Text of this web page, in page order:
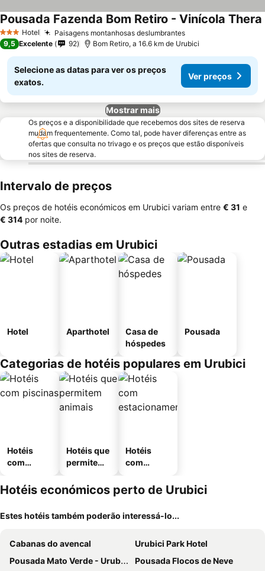
3 EstrelasHotel Paisagens montanhosas deslumbrantes
Pousada Fazenda Bom Retiro - Vinícola Thera
9,5 Excelente 92 Bom Retiro, a 16.6 km de Urubici
Selecione as datas para ver os preços
exatos.
Ver preços
Mostrar mais
Os preços e a disponibilidade que recebemos dos sites de reserva
mudam frequentemente. Como tal, pode haver diferenças entre as
ofertas que consulta no trivago e os preços que estão disponíveis
nos sites de reserva.
Intervalo de preços
Os preços de hotéis económicos em Urubici variam entre ‎€ 31 e
‎€ 314 por noite.
Outras estadias em Urubici
Hotel Aparthotel
Casa de
hóspedes
Pousada
Categorias de hotéis populares em Urubici
Hotéis
com
Hotéis que
permitem
Hotéis
com
mento
Hotéis económicos perto de Urubici
Estes hotéis também poderão interessá-lo...
Cabanas do avencal
Urubici Park Hotel
Pousada Mato Verde - Urubici - SC
Pousada Flocos de Neve